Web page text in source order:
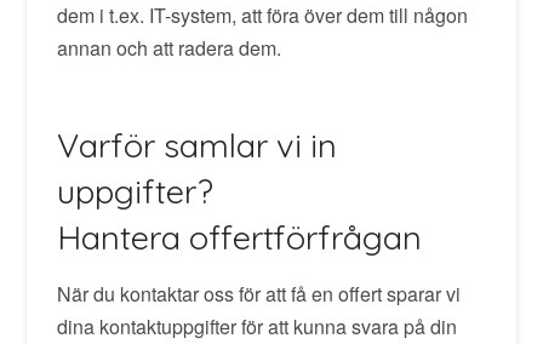
dem i t.ex. IT-system, att föra över dem till någon
annan och att radera dem.
Varför samlar vi in
uppgifter?
Hantera offertförfrågan
När du kontaktar oss för att få en offert sparar vi
dina kontaktuppgifter för att kunna svara på din